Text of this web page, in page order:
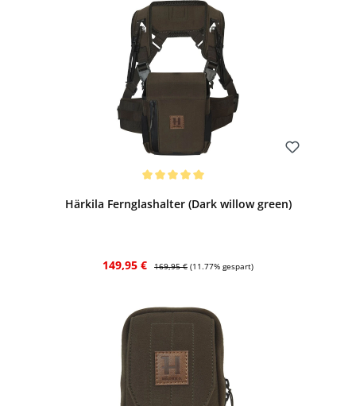
Härkila Fernglashalter (Dark willow green)
Verkaufspreis:
149,95 € Regulärer Preis:
169,95 € (11.77% gespart)